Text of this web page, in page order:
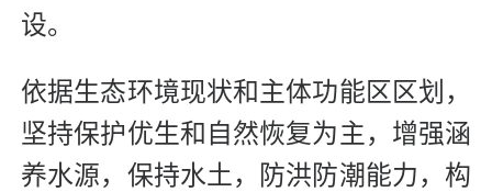
设。
依据生态环境现状和主体功能区区划，
坚持保护优生和自然恢复为主，增强涵
养水源，保持水土，防洪防潮能力，构